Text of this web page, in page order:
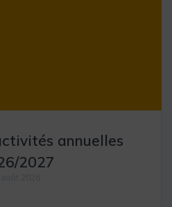
annuelles
2027